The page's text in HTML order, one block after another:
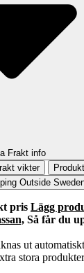
Frakt info
vikter
Outside
pris Lägg
Så får du
ut
stora